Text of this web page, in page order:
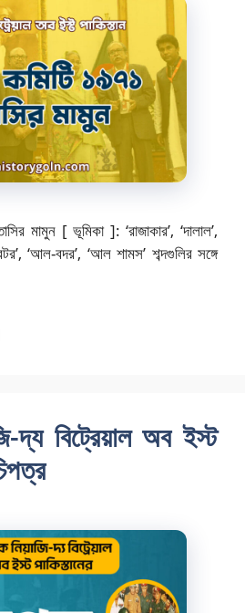
মামুন [ ভূমিকা ]: ‘রাজাকার’, ‘দালাল’,
‘আল-বদর’, ‘আল শামস’ শব্দগুলির সঙ্গে
দ্য বিট্রেয়াল অব ইস্ট